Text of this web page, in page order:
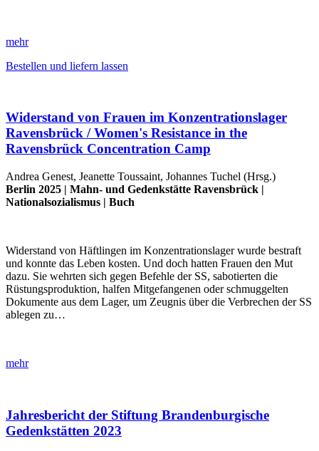
mehr
Bestellen und liefern lassen
Widerstand von Frauen im Konzentrationslager
Ravensbrück / Women's Resistance in the
Ravensbrück Concentration Camp
Andrea Genest, Jeanette Toussaint, Johannes Tuchel (Hrsg.)
Berlin 2025 | Mahn- und Gedenkstätte Ravensbrück |
Nationalsozialismus | Buch
Widerstand von Häftlingen im Konzentrationslager wurde bestraft
und konnte das Leben kosten. Und doch hatten Frauen den Mut
dazu. Sie wehrten sich gegen Befehle der SS, sabotierten die
Rüstungsproduktion, halfen Mitgefangenen oder schmuggelten
Dokumente aus dem Lager, um Zeugnis über die Verbrechen der SS
ablegen zu…
mehr
Jahresbericht der Stiftung Brandenburgische
Gedenkstätten 2023